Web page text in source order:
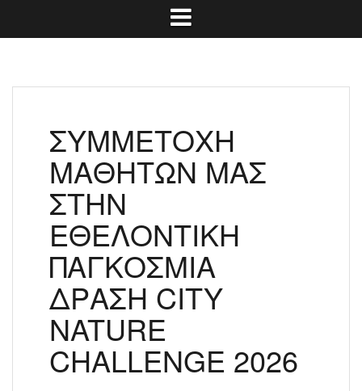
ΣΥΜΜΕΤΟΧΗ
ΜΑΘΗΤΩΝ ΜΑΣ
ΣΤΗΝ
ΕΘΕΛΟΝΤΙΚΗ
ΠΑΓΚΟΣΜΙΑ
ΔΡΑΣΗ CITY
NATURE
CHALLENGE 2026